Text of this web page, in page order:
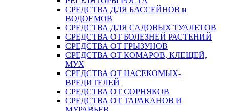
СРЕДСТВА ДЛЯ БАССЕЙНОВ и
ВОДОЕМОВ
СРЕДСТВА ДЛЯ САДОВЫХ ТУАЛЕТОВ
СРЕДСТВА ОТ БОЛЕЗНЕЙ РАСТЕНИЙ
СРЕДСТВА ОТ ГРЫЗУНОВ
СРЕДСТВА ОТ КОМАРОВ, КЛЕЩЕЙ,
МУХ
СРЕДСТВА ОТ НАСЕКОМЫХ-
ВРЕДИТЕЛЕЙ
СРЕДСТВА ОТ СОРНЯКОВ
СРЕДСТВА ОТ ТАРАКАНОВ И